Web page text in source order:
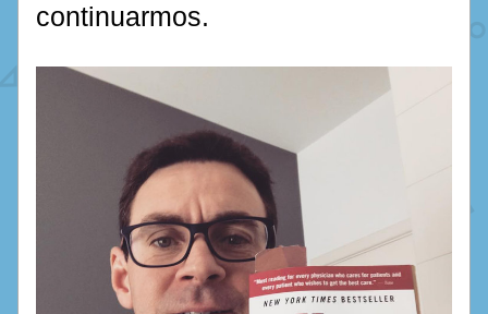
continuarmos.